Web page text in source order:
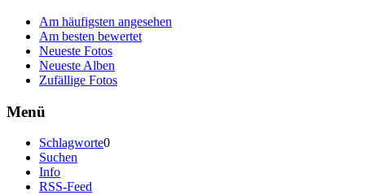
Am häufigsten angesehen
Am besten bewertet
Neueste Fotos
Neueste Alben
Zufällige Fotos
Menü
Schlagworte0
Suchen
Info
RSS-Feed